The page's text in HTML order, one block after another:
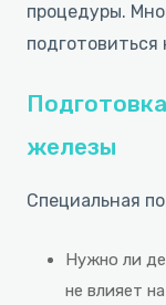
процедуры.
железы
Специальная
Нужно ли
не влияет